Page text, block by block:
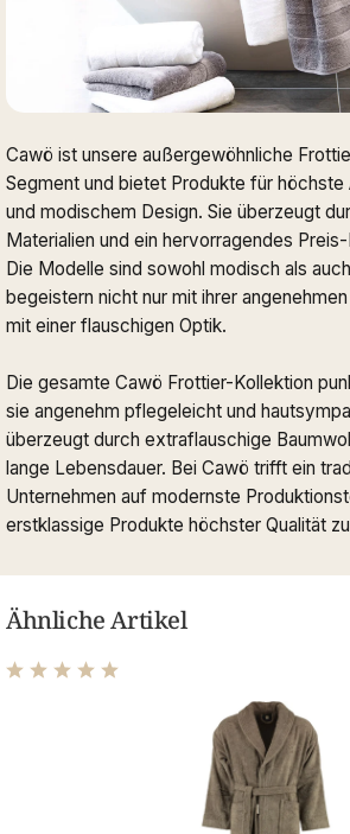
Cawö ist unsere außergewöhnliche
Segment und bietet Produkte für höchste
und modischem Design. Sie überzeugt
Materialien und ein hervorragendes
Die Modelle sind sowohl modisch als
begeistern nicht nur mit ihrer
mit einer flauschigen Optik.
Die gesamte Cawö Frottier-Kollektion
sie angenehm pflegeleicht und
überzeugt durch extraflauschige
lange Lebensdauer. Bei Cawö trifft ein
Unternehmen auf modernste
erstklassige Produkte höchster Qualität
Ähnliche Artikel
Durchschnittliche Bewertung von 5